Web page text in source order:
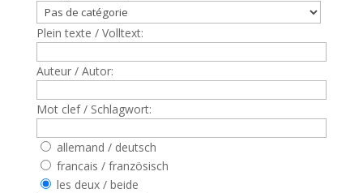
Plein texte / Volltext:
Auteur / Autor:
Mot clef / Schlagwort:
allemand / deutsch
francais / französisch
les deux / beide